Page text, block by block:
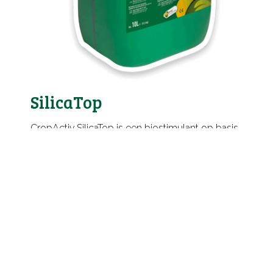
SilicaTop
CropActiv SilicaTop is een biostimulant op basis